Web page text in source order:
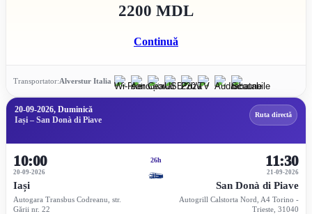
2200 MDL
Continuă
Transportator:Alverstur Italia
20-09-2026, Duminică
Iași – San Donà di Piave
Ruta directă
10:00
20-09-2026
Iași
Autogara Transbus Codreanu, str.
Gării nr. 22
26h
21-09-2026
11:30
San Donà di Piave
Autogrill Calstorta Nord, A4 Torino -
Trieste, 31040